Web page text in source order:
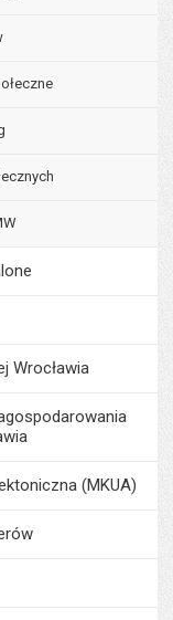
Wrocławia
(MKUA)